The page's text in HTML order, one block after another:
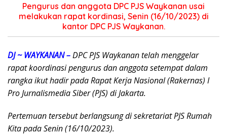
Pengurus dan anggota DPC PJS Waykanan usai
melakukan rapat kordinasi, Senin (16/10/2023) di
kantor DPC PJS Waykanan.
DJ ~ WAYKANAN –DPC PJS Waykanan telah menggelar
rapat koordinasi pengurus dan anggota setempat dalam
rangka ikut hadir pada Rapat Kerja Nasional (Rakernas) I
Pro Jurnalismedia Siber (PJS) di Jakarta.
Pertemuan tersebut berlangsung di sekretariat PJS Rumah
Kita pada Senin (16/10/2023).